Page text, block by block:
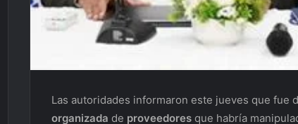
Las autoridades informaron este jueves que fue
organizada de proveedores que habría